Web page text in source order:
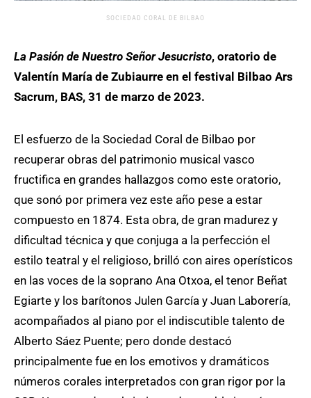
SOCIEDAD CORAL DE BILBAO
La Pasión de Nuestro Señor Jesucristo, oratorio de
Valentín María de Zubiaurre en el festival Bilbao Ars
Sacrum, BAS, 31 de marzo de 2023.
El esfuerzo de la Sociedad Coral de Bilbao por
recuperar obras del patrimonio musical vasco
fructifica en grandes hallazgos como este oratorio,
que sonó por primera vez este año pese a estar
compuesto en 1874. Esta obra, de gran madurez y
dificultad técnica y que conjuga a la perfección el
estilo teatral y el religioso, brilló con aires operísticos
en las voces de la soprano Ana Otxoa, el tenor Beñat
Egiarte y los barítonos Julen García y Juan Laborería,
acompañados al piano por el indiscutible talento de
Alberto Sáez Puente; pero donde destacó
principalmente fue en los emotivos y dramáticos
números corales interpretados con gran rigor por la